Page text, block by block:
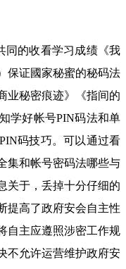
同的收看学习成绩《我
保证國家秘蜜的秘码法
业秘密痕迹》《指间的
学好帐号PIN码法和单
码技巧。可以通过看
集和帐号密码法哪些与
关于，丢掉十分仔细的
提高了政府安会自主性
自主应遵照涉密工作规
不允许运营维护政府安